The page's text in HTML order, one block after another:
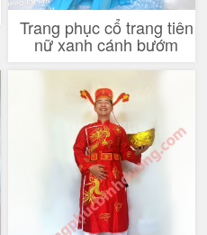
Trang phục cổ trang tiên
nữ xanh cánh bướm